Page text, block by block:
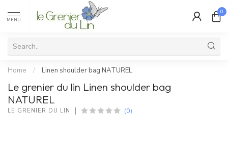
MENU
0
Home / Linen shoulder bag NATUREL
Le grenier du lin Linen shoulder bag
NATUREL
LE GRENIER DU LIN (0)